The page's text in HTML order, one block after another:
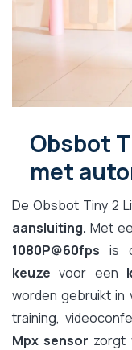
Obsbot
met
De Obsbot Tiny 2
aansluiting. Met
1080P@60fps is
keuze voor een
worden gebruikt in
training,
Mpx sensor zorgt